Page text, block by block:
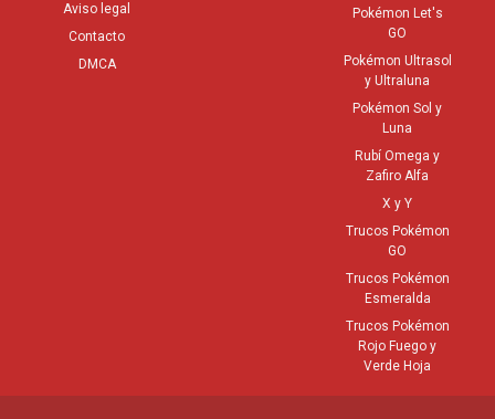
Aviso legal
Contacto
DMCA
Pokémon Let's
GO
Pokémon Ultrasol
y Ultraluna
Pokémon Sol y
Luna
Rubí Omega y
Zafiro Alfa
X y Y
Trucos Pokémon
GO
Trucos Pokémon
Esmeralda
Trucos Pokémon
Rojo Fuego y
Verde Hoja